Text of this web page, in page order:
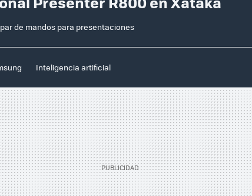
de mandos para presentaciones
Inteligencia artificial